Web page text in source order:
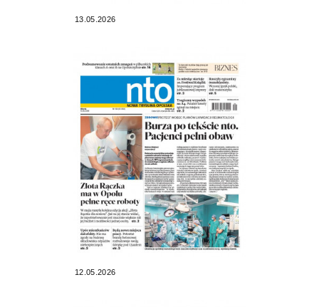
13.05.2026
12.05.2026